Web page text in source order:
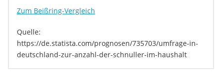
Zum Beißring-Vergleich
Quelle:
https://de.statista.com/prognosen/735703/umfrage-in-
deutschland-zur-anzahl-der-schnuller-im-haushalt